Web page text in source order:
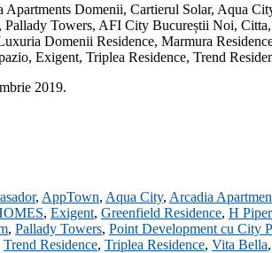
Apartments Domenii, Cartierul Solar, Aqua
Pallady Towers, AFI City Bucureștii Noi,
Domenii Residence, Marmura
Exigent, Triplea Residence, Trend
2019.
, AppTown, Aqua City, Arcadia
, Exigent, Greenfield Residence, H
, Pallady Towers, Point Development cu City
Trend Residence, Triplea Residence, Vita Bella,